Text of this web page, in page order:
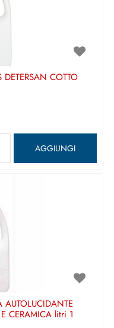
COTTO
AGGIUNGI
AUTOLUCIDANTE
CERAMICA litri 1